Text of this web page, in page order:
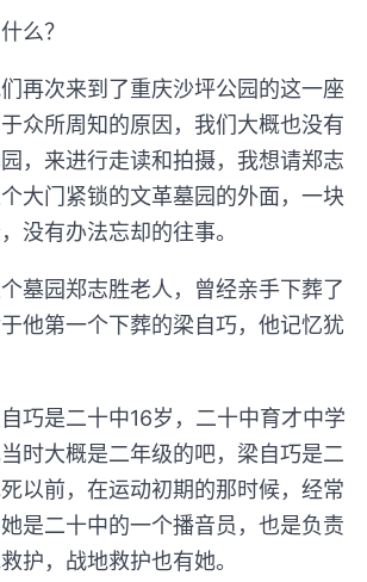
么？
次来到了重庆沙坪公园的这一座
众所周知的原因，我们大概也没有
，来进行走读和拍摄，我想请郑志
大门紧锁的文革墓园的外面，一块
没有办法忘却的往事。
园郑志胜老人，曾经亲手下葬了
他第一个下葬的梁自巧，他记忆犹
是二十中16岁，二十中育才中学
时大概是二年级的吧，梁自巧是二
以前，在运动初期的那时候，经常
是二十中的一个播音员，也是负责
护，战地救护也有她。